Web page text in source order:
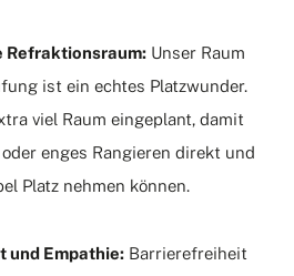
Refraktionsraum: Unser Raum
ist ein echtes Platzwunder.
viel Raum eingeplant, damit
enges Rangieren direkt und
Platz nehmen können.
und Empathie:Barrierefreiheit